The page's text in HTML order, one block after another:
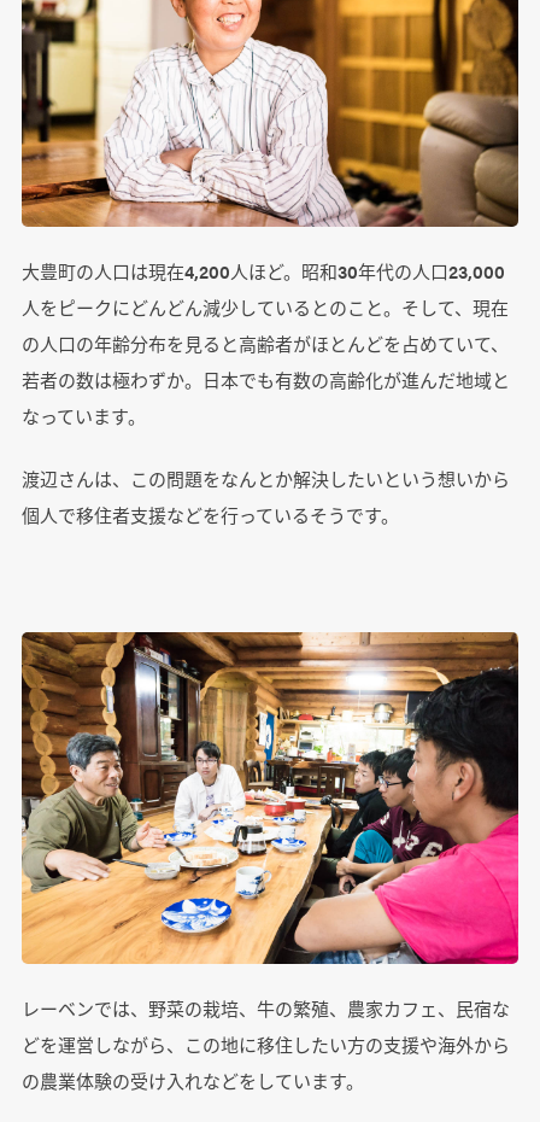
大豊町の人口は現在4,200人ほど。昭和30年代の人口23,000
人をピークにどんどん減少しているとのこと。そして、現在
の人口の年齢分布を見ると高齢者がほとんどを占めていて、
若者の数は極わずか。日本でも有数の高齢化が進んだ地域と
なっています。
渡辺さんは、この問題をなんとか解決したいという想いから
個人で移住者支援などを行っているそうです。
レーベンでは、野菜の栽培、牛の繁殖、農家カフェ、民宿な
どを運営しながら、この地に移住したい方の支援や海外から
の農業体験の受け入れなどをしています。